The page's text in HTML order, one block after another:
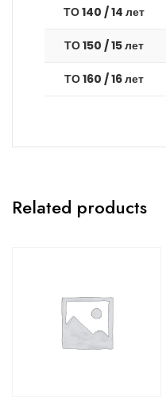
ТО 140 / 14 лет
ТО 150 / 15 лет
ТО 160 / 16 лет
Related products